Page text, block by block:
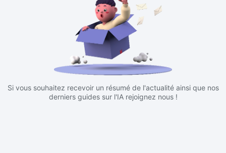
Si vous souhaitez recevoir un résumé de l'actualité ainsi que nos
derniers guides sur l'IA rejoignez nous !